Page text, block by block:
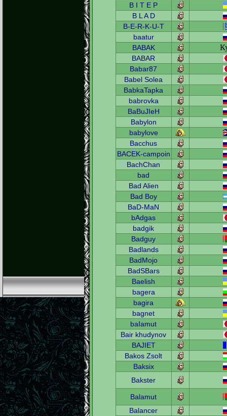
B I T E P
B L A D
B-E-R-K-U-T
baatur
BABAK
BABAR
Babar87
Babel Solea
BabkaTapka
babrovka
BaBuJIeH
Babylon
babylove
Bacchus
BACEK-campoin
BachChan
bad
Bad Alien
Bad Boy
BaD-MaN
bAdgas
badgik
Badguy
Badlands
BadMojo
BadSBars
Baelish
bagera
bagira
bagnet
baIamut
Bair khudynov
BAJIET
Bakos Zsolt
Baksix
Bakster
Balamut
Balancer